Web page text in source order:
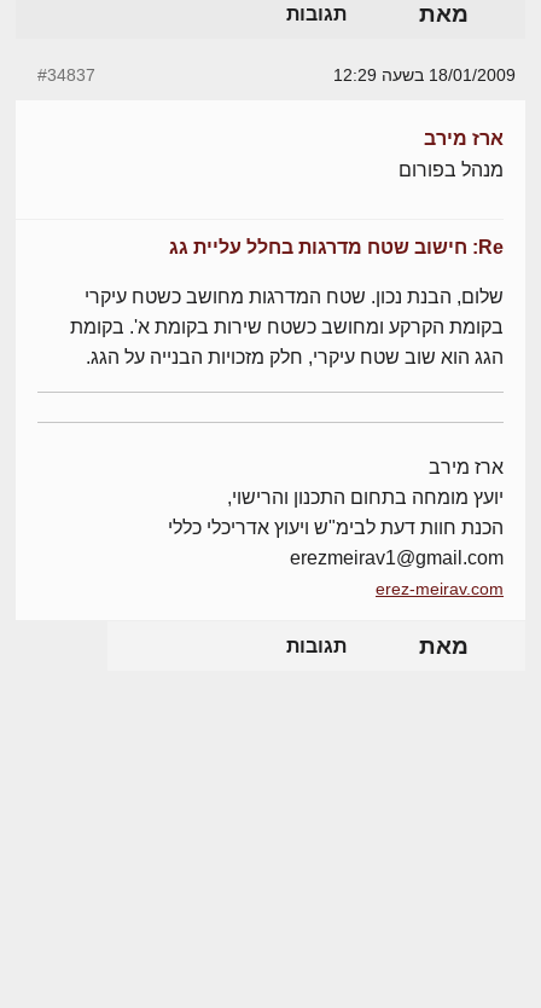
מאת תגובות
18/01/2009 בשעה 12:29 #34837
ארז מירב
מנהל בפורום
Re: חישוב שטח מדרגות בחלל עליית גג
שלום, הבנת נכון. שטח המדרגות מחושב כשטח עיקרי
בקומת הקרקע ומחושב כשטח שירות בקומת א'. בקומת
הגג הוא שוב שטח עיקרי, חלק מזכויות הבנייה על הגג.
ארז מירב
יועץ מומחה בתחום התכנון והרישוי,
הכנת חוות דעת לבימ"ש ויעוץ אדריכלי כללי
erezmeirav1@gmail.com
erez-meirav.com
מאת תגובות